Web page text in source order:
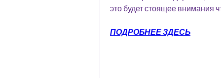
это будет стоящее внимания
ПОДРОБНЕЕ ЗДЕСЬ